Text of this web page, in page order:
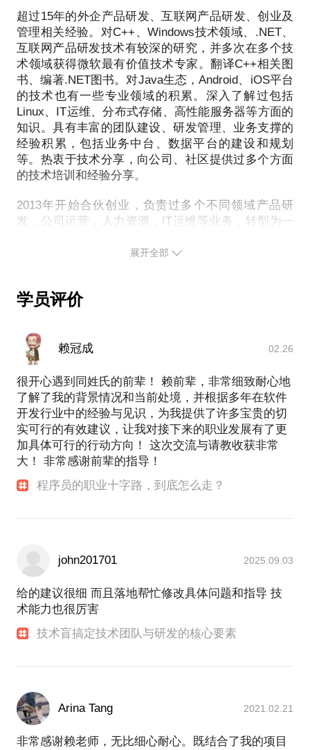
行针对性地准备，以保证交流的效果。虽然该话题主
要针对技术盲朋友交流，但是希望你对互联网能有一
定的认识和了解。约见后希望你可以留下包括部分交
流细节的评价，也欢迎推荐给你的朋友。
时间预计超过90分钟，我们一起做一次深度的交流和
平衡技术管理岗位？
约见前，请介绍一下你个人的基本情况，职业发展的
期望和困惑，方便我进行相关的思考和准备。约见后
希望你可以留下包括部分交流细节的评价，也欢迎推
么？
3、什么是业务？真的很重要吗？能同时兼顾技术和业
务吗？
4、管理和技术积累的最佳实践是什么？
5、帮你深度理解Job Model是什么？价值何在？
约见前，请介绍一下你个人的基本情况，团队情况和
问题，方便我进行相关的思考和准备。约见后希望你
可以留下包括部分交流细节的评价，也欢迎推荐给你
的朋友。
超过15年的外企产品研发、互联网产品研发、创业及
管理相关经验。对C++、Windows技术领域、.NET、
互联网产品研发技术有较深的研究，并多次在多个技
术领域获得微软最有价值技术专家。翻译C++相关图
书、编著.NET图书。对Java生态，Android、iOS平台
的技术也有一些专业领域的积累。深入了解过包括
Linux、IT运维、分布式存储、高性能服务器等方面的
知识。具有丰富的团队建设、研发管理、业务支撑的
经验积累，包括业务中台、数据平台的建设和规划
等。热衷于技术分享，向公司、社区提供过多个方面
的技术培训和经验分享。
2013年开始合伙创业，负责过多个不同领域产品研
发，公司运营，人力资源，IT运维等业务，转型为一
专业院校，面试过的应届生近1000人次。创业领域包
团队有深刻的自我思考和总结。对于个人的职业发展
也有较深的经验总结。深度的思考者、善于总结和抽
象。喜欢学习交流，我们可以在移动互联网行业、产
品、运营、技术的多个方面一起深入讨论。和志同道
合的朋友交流的时候，既可以分享我的经验，也能帮
展开全部
学员评价
赖冠成 02.26
很开心遇到同姓氏的前辈！ 赖前辈，非常细致耐心地
了解了我的背景情况和当前处境，并根据多年在软件
开发行业中的经验与见识，为我提供了许多宝贵的切
实可行的有效建议，让我对接下来的职业发展有了更
加具体可行的行动方向！ 这次交流与请教收获非常
大！ 非常感谢前辈的指导！
程序员的职业十字路，到底怎么走？
john201701 2025.09.03
给的建议很细 而且落地帮忙修改具体问题和指导 技
术能力也很厉害
技术盲搞定技术团队与研发的核心要素
Arina Tang 2021.02.21
非常感谢赖老师，无比细心耐心。既结合了我的项目